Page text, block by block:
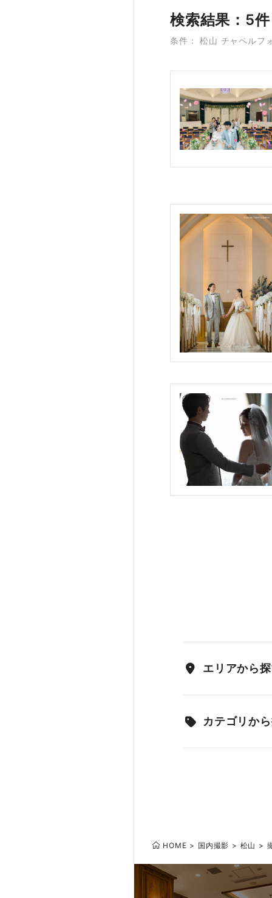
検索結果：5件
条件： 松山 チャペルフ
エリアから
カテゴリか
HOME 国内撮影 松山